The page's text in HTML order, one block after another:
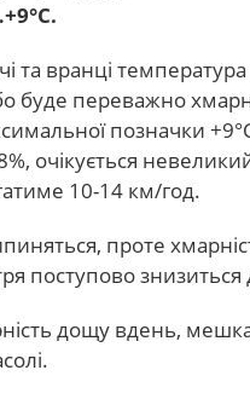
та вранці
буде переважно
позначки
очікується
10-14 км/год.
проте
поступово знизиться
дощу вдень,